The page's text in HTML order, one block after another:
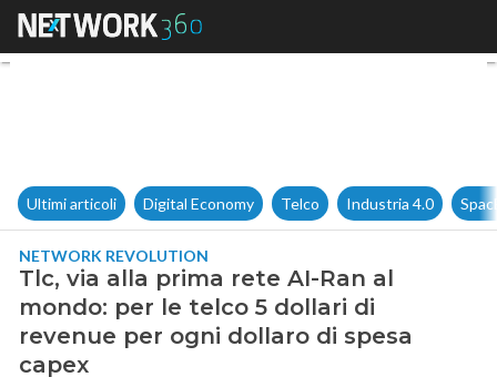
Tlc, via alla prima rete AI-
Ultimi articoli Digital Economy Telco Industria 4.0
NETWORK REVOLUTION
Tlc, via alla prima rete AI-Ran al
mondo: per le telco 5 dollari di
revenue per ogni dollaro di spesa
capex